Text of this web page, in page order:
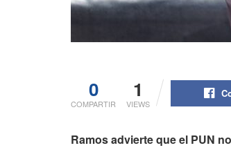
0
COMPARTIR
1
VIEWS
Ramos advierte que el PUN